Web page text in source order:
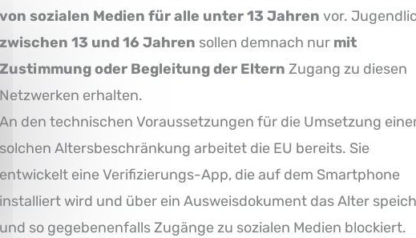
von sozialen Medien für alle unter 13 Jahren vor.
zwischen 13 und 16 Jahren sollen demnach nur mit
Zustimmung oder Begleitung der Eltern Zugang zu diesen
Netzwerken erhalten.
An den technischen Voraussetzungen für die Umsetzung
solchen Altersbeschränkung arbeitet die EU bereits. Sie
entwickelt eine Verifizierungs-App, die auf dem Smartphone
installiert wird und über ein Ausweisdokument das Alter
und so gegebenenfalls Zugänge zu sozialen Medien blockiert.